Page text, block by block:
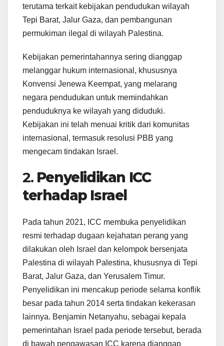
terutama terkait kebijakan pendudukan wilayah
Tepi Barat, Jalur Gaza, dan pembangunan
permukiman ilegal di wilayah Palestina.
Kebijakan pemerintahannya sering dianggap
melanggar hukum internasional, khususnya
Konvensi Jenewa Keempat, yang melarang
negara pendudukan untuk memindahkan
penduduknya ke wilayah yang diduduki.
Kebijakan ini telah menuai kritik dari komunitas
internasional, termasuk resolusi PBB yang
mengecam tindakan Israel.
2. Penyelidikan ICC
terhadap Israel
Pada tahun 2021, ICC membuka penyelidikan
resmi terhadap dugaan kejahatan perang yang
dilakukan oleh Israel dan kelompok bersenjata
Palestina di wilayah Palestina, khususnya di Tepi
Barat, Jalur Gaza, dan Yerusalem Timur.
Penyelidikan ini mencakup periode selama konflik
besar pada tahun 2014 serta tindakan kekerasan
lainnya. Benjamin Netanyahu, sebagai kepala
pemerintahan Israel pada periode tersebut, berada
di bawah pengawasan ICC karena dianggap